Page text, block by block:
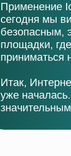
Применение
сегодня мы
безопасным,
площадки,
приниматься
Итак,
уже